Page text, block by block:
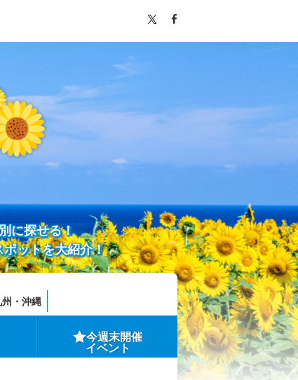
に探せる！
ットを大紹介！
州・沖縄
今週末開催
イベント